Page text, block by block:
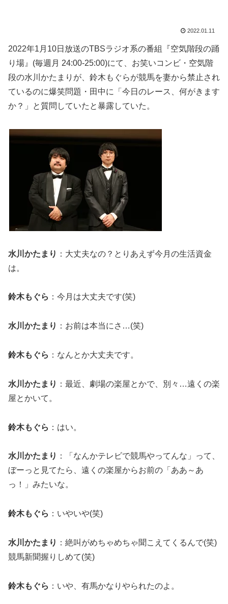
2022.01.11
2022年1月10日放送のTBSラジオ系の番組『空気階段の踊
り場』(毎週月 24:00-25:00)にて、お笑いコンビ・空気階
段の水川かたまりが、鈴木もぐらが競馬を妻から禁止され
ているのに爆笑問題・田中に「今日のレース、何がきます
か？」と質問していたと暴露していた。
水川かたまり ：大丈夫なの？とりあえず今月の生活資金
は。
鈴木もぐら ：今月は大丈夫です(笑)
水川かたまり ：お前は本当にさ…(笑)
鈴木もぐら ：なんとか大丈夫です。
水川かたまり ：最近、劇場の楽屋とかで、別々…遠くの楽
屋とかいて。
鈴木もぐら ：はい。
水川かたまり ：「なんかテレビで競馬やってんな」って、
ぼーっと見てたら、遠くの楽屋からお前の「ああ～あ
っ！」みたいな。
鈴木もぐら ：いやいや(笑)
水川かたまり ：絶叫がめちゃめちゃ聞こえてくるんで(笑)
競馬新聞握りしめて(笑)
鈴木もぐら ：いや、有馬かなりやられたのよ。